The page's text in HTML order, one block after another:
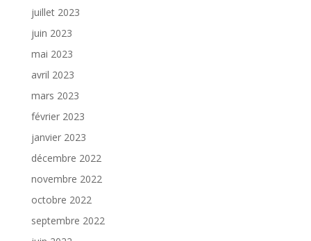
juillet 2023
juin 2023
mai 2023
avril 2023
mars 2023
février 2023
janvier 2023
décembre 2022
novembre 2022
octobre 2022
septembre 2022